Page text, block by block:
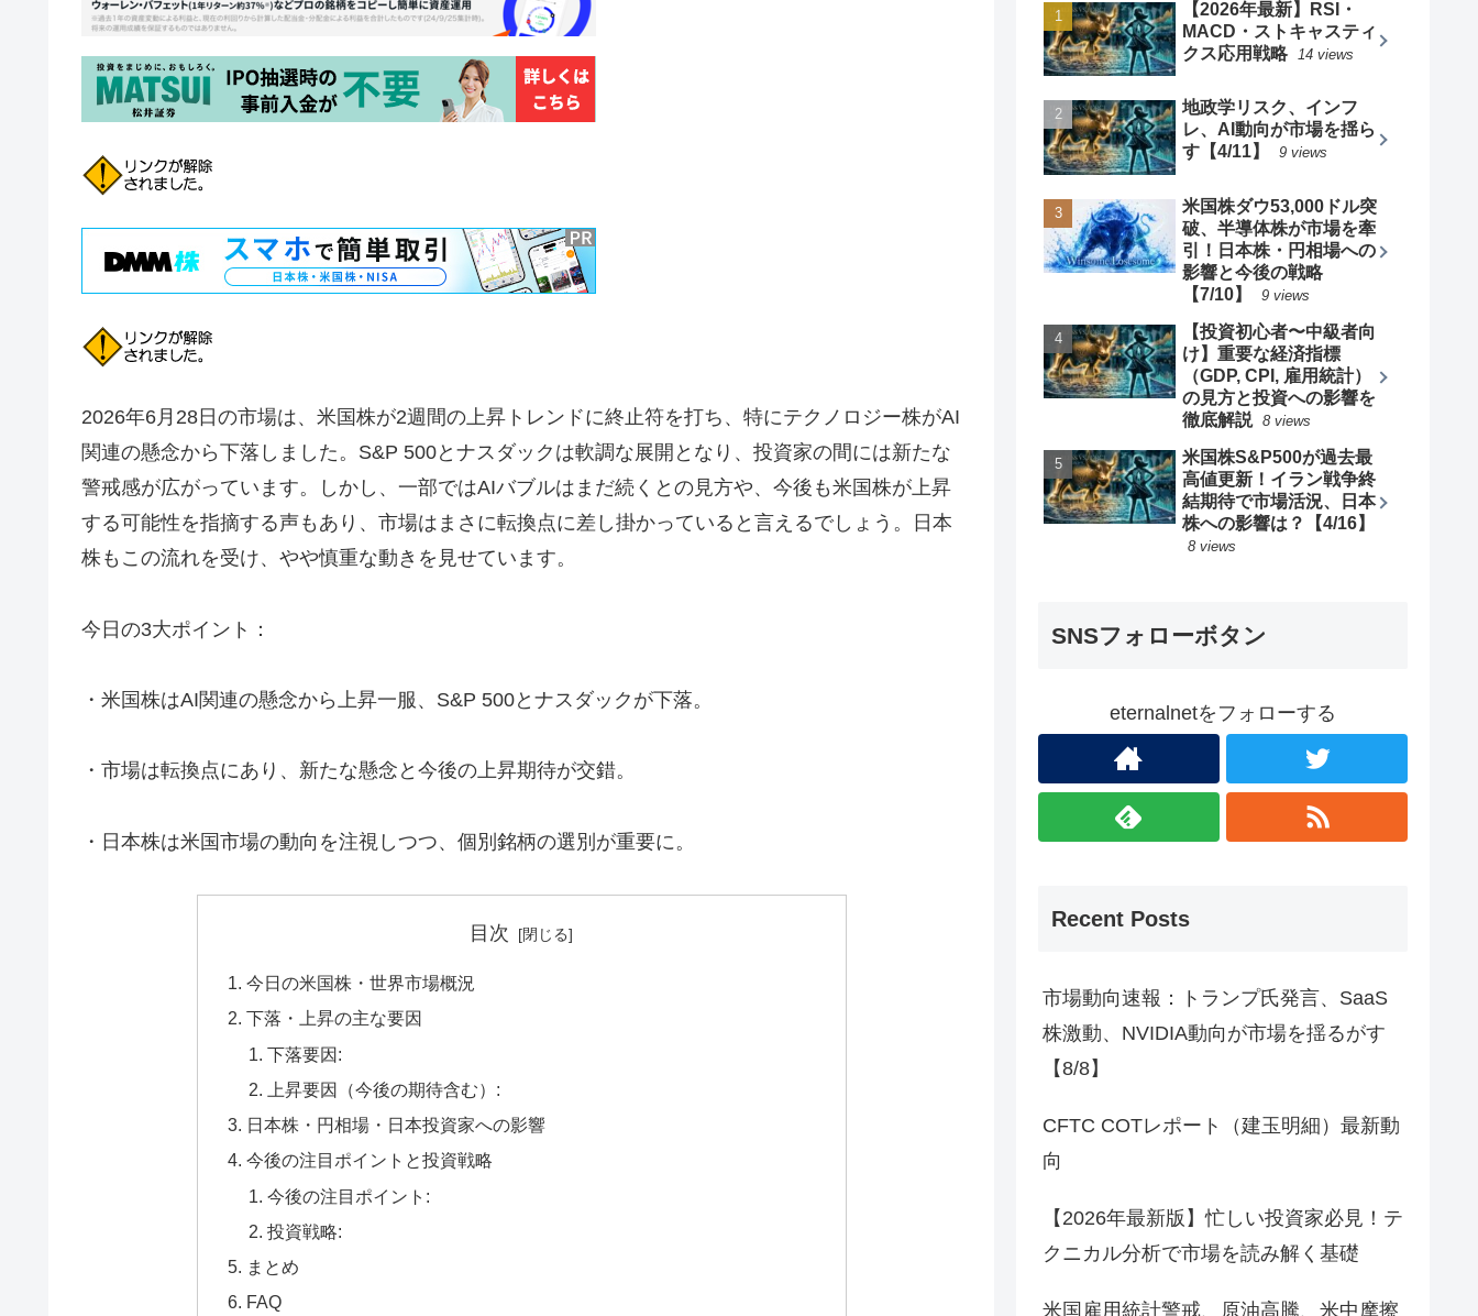
2026年6月28日の市場は、米国株が2週間の上昇トレンドに終止符を打ち、特にテクノロジー株がAI
関連の懸念から下落しました。S&P 500とナスダックは軟調な展開となり、投資家の間には新たな
警戒感が広がっています。しかし、一部ではAIバブルはまだ続くとの見方や、今後も米国株が上昇
する可能性を指摘する声もあり、市場はまさに転換点に差し掛かっていると言えるでしょう。日本
株もこの流れを受け、やや慎重な動きを見せています。
今日の3大ポイント：
・米国株はAI関連の懸念から上昇一服、S&P 500とナスダックが下落。
・市場は転換点にあり、新たな懸念と今後の上昇期待が交錯。
・日本株は米国市場の動向を注視しつつ、個別銘柄の選別が重要に。
目次
今日の米国株・世界市場概況
下落・上昇の主な要因
下落要因:
上昇要因（今後の期待含む）:
日本株・円相場・日本投資家への影響
今後の注目ポイントと投資戦略
今後の注目ポイント:
投資戦略:
まとめ
FAQ
【2026年最新】RSI・
MACD・ストキャスティ
クス応用戦略
14 views
地政学リスク、インフ
レ、AI動向が市場を揺ら
す【4/11】
9 views
米国株ダウ53,000ドル突
破、半導体株が市場を牽
引！日本株・円相場への
影響と今後の戦略
【7/10】
9 views
【投資初心者〜中級者向
け】重要な経済指標
（GDP, CPI, 雇用統計）
の見方と投資への影響を
徹底解説 8 views
米国株S&P500が過去最
高値更新！イラン戦争終
結期待で市場活況、日本
株への影響は？【4/16】
8 views
SNSフォローボタン
eternalnetをフォローする
Recent Posts
市場動向速報：トランプ氏発言、SaaS
株激動、NVIDIA動向が市場を揺るがす
【8/8】
CFTC COTレポート（建玉明細）最新動
向
【2026年最新版】忙しい投資家必見！テ
クニカル分析で市場を読み解く基礎
米国雇用統計警戒、原油高騰、米中摩擦